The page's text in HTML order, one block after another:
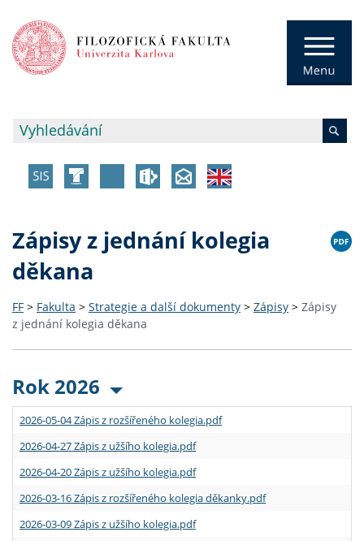
Zápisy z jednání kolegia
děkana
FF > Fakulta > Strategie a další dokumenty > Zápisy > Zápisy
z jednání kolegia děkana
Rok 2026
2026-05-04 Zápis z rozšířeného kolegia.pdf
2026-04-27 Zápis z užšího kolegia.pdf
2026-04-20 Zápis z užšího kolegia.pdf
2026-03-16 Zápis z rozšířeného kolegia děkanky.pdf
2026-03-09 Zápis z užšího kolegia.pdf